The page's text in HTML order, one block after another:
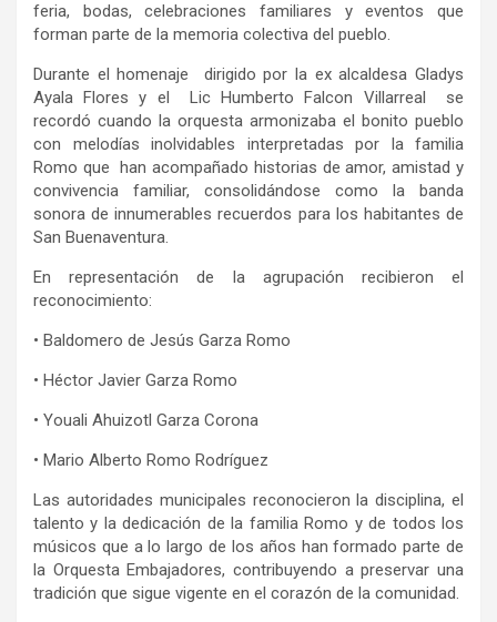
feria, bodas, celebraciones familiares y eventos que
forman parte de la memoria colectiva del pueblo.
Durante el homenaje dirigido por la ex alcaldesa Gladys
Ayala Flores y el Lic Humberto Falcon Villarreal se
recordó cuando la orquesta armonizaba el bonito pueblo
con melodías inolvidables interpretadas por la familia
Romo que han acompañado historias de amor, amistad y
convivencia familiar, consolidándose como la banda
sonora de innumerables recuerdos para los habitantes de
San Buenaventura.
En representación de la agrupación recibieron el
reconocimiento:
• Baldomero de Jesús Garza Romo
• Héctor Javier Garza Romo
• Youali Ahuizotl Garza Corona
• Mario Alberto Romo Rodríguez
Las autoridades municipales reconocieron la disciplina, el
talento y la dedicación de la familia Romo y de todos los
músicos que a lo largo de los años han formado parte de
la Orquesta Embajadores, contribuyendo a preservar una
tradición que sigue vigente en el corazón de la comunidad.